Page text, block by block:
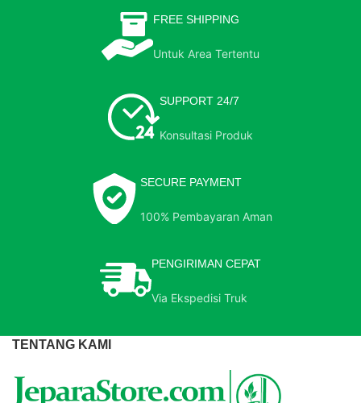
FREE SHIPPING
Untuk Area Tertentu
SUPPORT 24/7
Konsultasi Produk
SECURE PAYMENT
100% Pembayaran Aman
PENGIRIMAN CEPAT
Via Ekspedisi Truk
TENTANG KAMI